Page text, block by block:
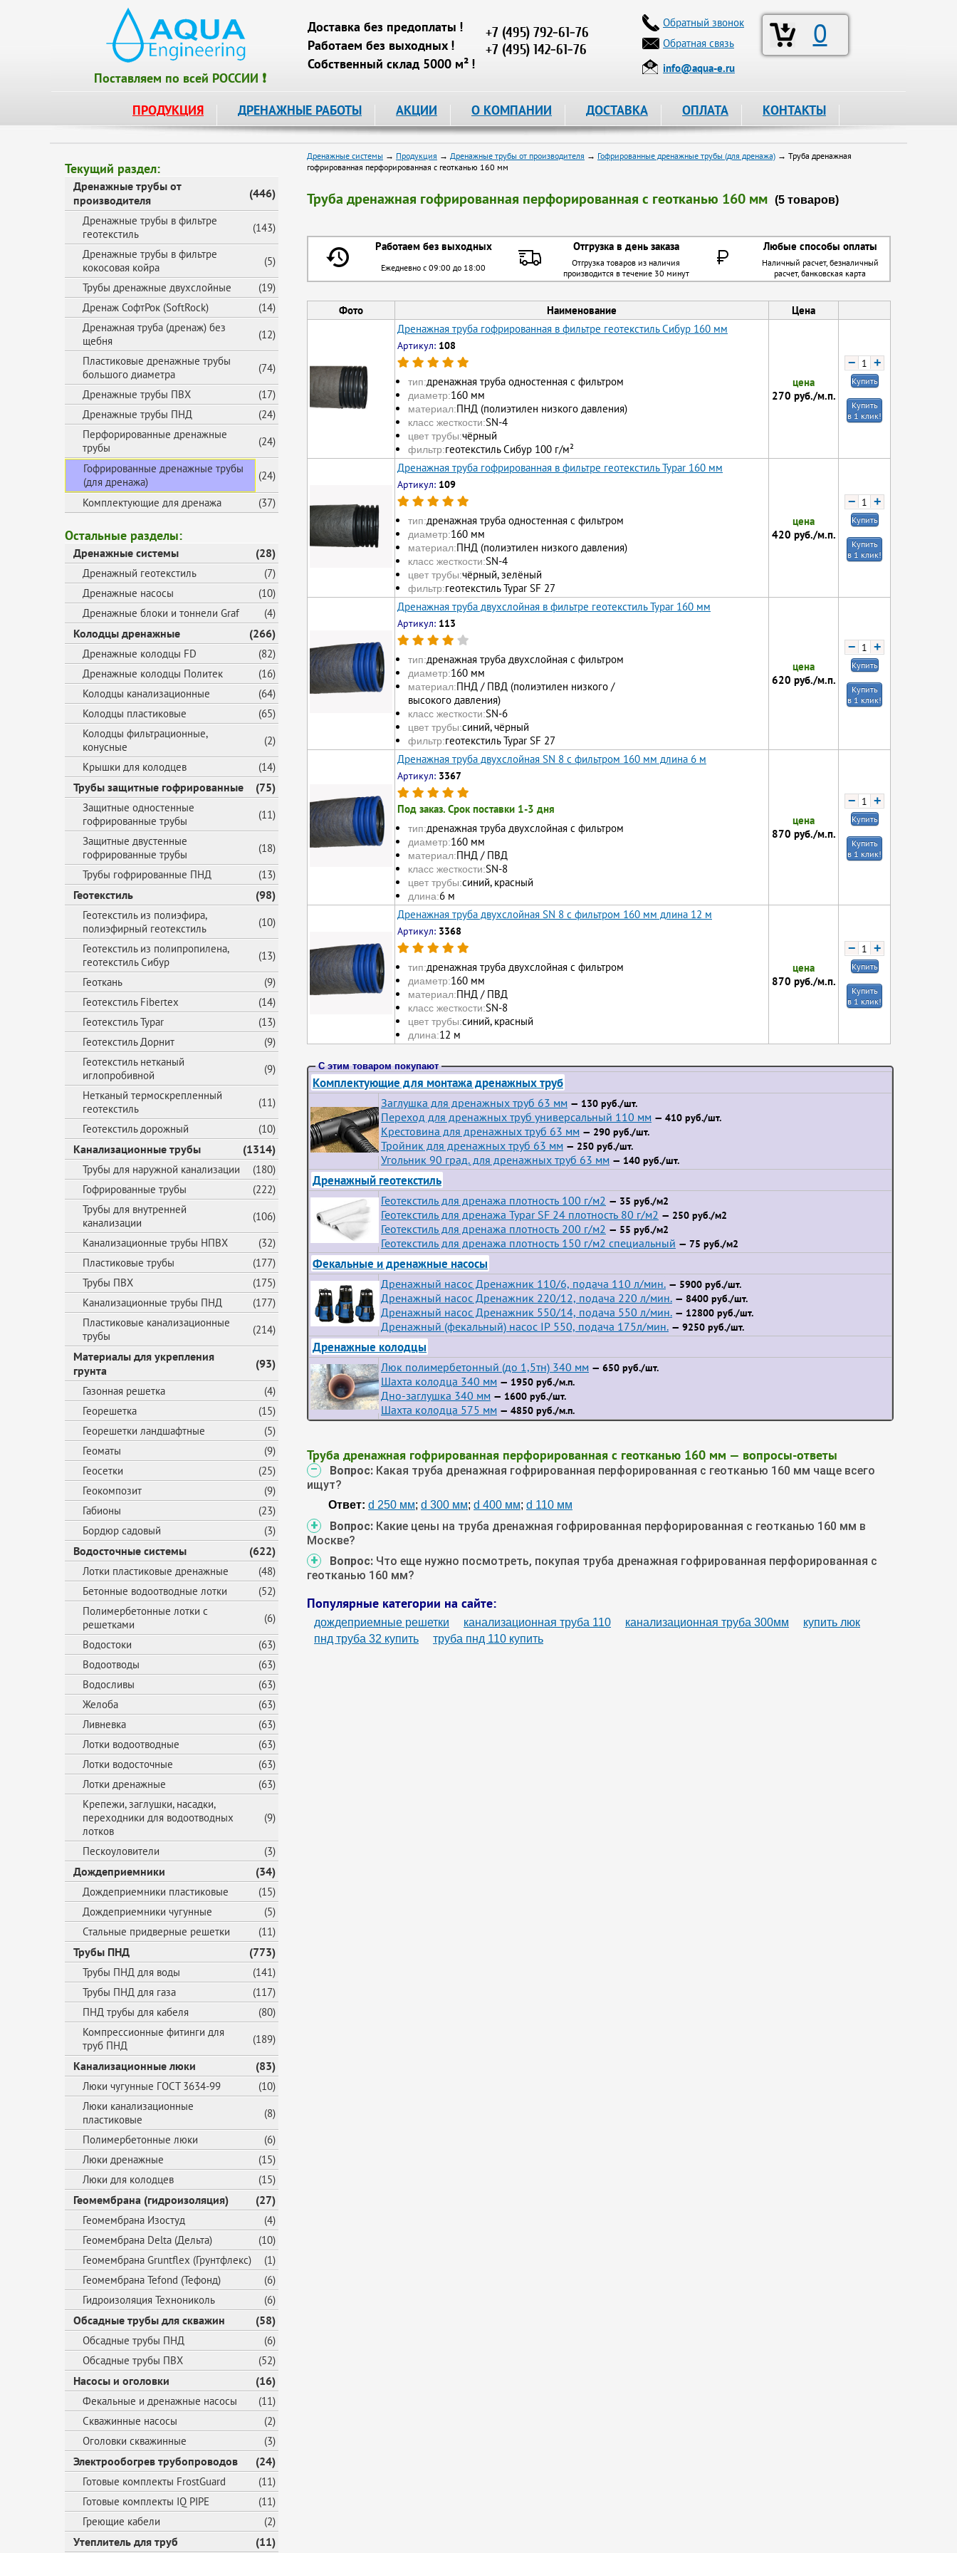
Поставляем по всей РОССИИ ❗
Доставка без предоплаты !
Работаем без выходных !
Собственный склад 5000 м² !
+7 (495) 792-61-76
+7 (495) 142-61-76
0
Обратный звонок
Обратная связь
info@aqua-e.ru
ПРОДУКЦИЯ ДРЕНАЖНЫЕ РАБОТЫ АКЦИИ О КОМПАНИИ ДОСТАВКА ОПЛАТА КОНТАКТЫ
Текущий раздел:
Дренажные трубы от
производителя
(446)
Дренажные трубы в фильтре
геотекстиль
(143)
Дренажные трубы в фильтре
кокосовая койра
(5)
Трубы дренажные двухслойные
(19)
Дренаж СофтРок (SoftRock)
(14)
Дренажная труба (дренаж) без
щебня
(12)
Пластиковые дренажные трубы
большого диаметра
(74)
Дренажные трубы ПВХ
(17)
Дренажные трубы ПНД
(24)
Перфорированные дренажные
трубы
(24)
Гофрированные дренажные трубы
(для дренажа)
(24)
Комплектующие для дренажа
(37)
Остальные разделы:
Дренажные системы (28)
Дренажный геотекстиль
(7)
Дренажные насосы
(10)
Дренажные блоки и тоннели Graf
(4)
Колодцы дренажные (266)
Дренажные колодцы FD
(82)
Дренажные колодцы Политек
(16)
Колодцы канализационные
(64)
Колодцы пластиковые
(65)
Колодцы фильтрационные,
конусные
(2)
Крышки для колодцев
(14)
Трубы защитные гофрированные (75)
Защитные одностенные
гофрированные трубы
(11)
Защитные двустенные
гофрированные трубы
(18)
Трубы гофрированные ПНД
(13)
Геотекстиль (98)
Геотекстиль из полиэфира,
полиэфирный геотекстиль
(10)
Геотекстиль из полипропилена,
геотекстиль Сибур
(13)
Геоткань
(9)
Геотекстиль Fibertex
(14)
Геотекстиль Typar
(13)
Геотекстиль Дорнит
(9)
Геотекстиль нетканый
иглопробивной
(9)
Нетканый термоскрепленный
геотекстиль
(11)
Геотекстиль дорожный
(10)
Канализационные трубы (1314)
Трубы для наружной канализации
(180)
Гофрированные трубы
(222)
Трубы для внутренней
канализации
(106)
Канализационные трубы НПВХ
(32)
Пластиковые трубы
(177)
Трубы ПВХ
(175)
Канализационные трубы ПНД
(177)
Пластиковые канализационные
трубы
(214)
Материалы для укрепления
грунта
(93)
Газонная решетка
(4)
Георешетка
(15)
Георешетки ландшафтные
(5)
Геоматы
(9)
Геосетки
(25)
Геокомпозит
(9)
Габионы
(23)
Бордюр садовый
(3)
Водосточные системы (622)
Лотки пластиковые дренажные
(48)
Бетонные водоотводные лотки
(52)
Полимербетонные лотки с
решетками
(6)
Водостоки
(63)
Водоотводы
(63)
Водосливы
(63)
Желоба
(63)
Ливневка
(63)
Лотки водоотводные
(63)
Лотки водосточные
(63)
Лотки дренажные
(63)
Крепежи, заглушки, насадки,
переходники для водоотводных
лотков
(9)
Пескоуловители (3)
Дождеприемники (34)
Дождеприемники пластиковые
(15)
Дождеприемники чугунные
(5)
Стальные придверные решетки
(11)
Трубы ПНД (773)
Трубы ПНД для воды
(141)
Трубы ПНД для газа
(117)
ПНД трубы для кабеля
(80)
Компрессионные фитинги для
труб ПНД
(189)
Канализационные люки (83)
Люки чугунные ГОСТ 3634-99
(10)
Люки канализационные
пластиковые
(8)
Полимербетонные люки
(6)
Люки дренажные
(15)
Люки для колодцев
(15)
Геомембрана (гидроизоляция) (27)
Геомембрана Изостуд
(4)
Геомембрана Delta (Дельта)
(10)
Геомембрана Gruntflex (Грунтфлекс)
(1)
Геомембрана Tefond (Тефонд)
(6)
Гидроизоляция Технониколь
(6)
Обсадные трубы для скважин (58)
Обсадные трубы ПНД
(6)
Обсадные трубы ПВХ
(52)
Насосы и оголовки (16)
Фекальные и дренажные насосы
(11)
Скважинные насосы
(2)
Оголовки скважинные
(3)
Электрообогрев трубопроводов (24)
Готовые комплекты FrostGuard
(11)
Готовые комплекты IQ PIPE
(11)
Греющие кабели
(2)
Утеплитель для труб (11)
Дренажные системы → Продукция → Дренажные трубы от производителя → Гофрированные дренажные трубы (для дренажа) → Труба дренажная
гофрированная перфорированная с геотканью 160 мм
Труба дренажная гофрированная перфорированная с геотканью 160 мм (5 товаров)
Работаем без выходных Отгрузка в день заказа Любые способы оплаты
Ежедневно с 09:00 до 18:00
Отгрузка товаров из наличия
производится в течение 30 минут
Наличный расчет, безналичный
расчет, банковская карта
Фото Наименование
Цена
Дренажная труба гофрированная в фильтре геотекстиль Сибур 160 мм
Артикул: 108
тип:дренажная труба одностенная с фильтром
диаметр:160 мм
материал:ПНД (полиэтилен низкого давления)
класс жесткости:SN-4
цвет трубы:чёрный
фильтр:геотекстиль Сибур 100 г/м²
цена
270 руб./м.п.
− +
Купить
Купить
в 1 клик!
Дренажная труба гофрированная в фильтре геотекстиль Typar 160 мм
Артикул: 109
тип:дренажная труба одностенная с фильтром
диаметр:160 мм
материал:ПНД (полиэтилен низкого давления)
класс жесткости:SN-4
цвет трубы:чёрный, зелёный
фильтр:геотекстиль Typar SF 27
цена
420 руб./м.п.
− +
Купить
Купить
в 1 клик!
Дренажная труба двухслойная в фильтре геотекстиль Typar 160 мм
Артикул: 113
тип:дренажная труба двухслойная с фильтром
диаметр:160 мм
материал:ПНД / ПВД (полиэтилен низкого /
высокого давления)
класс жесткости:SN-6
цвет трубы:синий, чёрный
фильтр:геотекстиль Typar SF 27
цена
620 руб./м.п.
− +
Купить
Купить
в 1 клик!
Дренажная труба двухслойная SN 8 с фильтром 160 мм длина 6 м
Артикул: 3367
Под заказ. Срок поставки 1-3 дня
тип:дренажная труба двухслойная с фильтром
диаметр:160 мм
материал:ПНД / ПВД
класс жесткости:SN-8
цвет трубы:синий, красный
длина:6 м
цена
870 руб./м.п.
− +
Купить
Купить
в 1 клик!
Дренажная труба двухслойная SN 8 с фильтром 160 мм длина 12 м
Артикул: 3368
тип:дренажная труба двухслойная с фильтром
диаметр:160 мм
материал:ПНД / ПВД
класс жесткости:SN-8
цвет трубы:синий, красный
длина:12 м
цена
870 руб./м.п.
− +
Купить
Купить
в 1 клик!
С этим товаром покупают
Комплектующие для монтажа дренажных труб
Заглушка для дренажных труб 63 мм — 130 руб./шт.
Переход для дренажных труб универсальный 110 мм — 410 руб./шт.
Крестовина для дренажных труб 63 мм — 290 руб./шт.
Тройник для дренажных труб 63 мм — 250 руб./шт.
Угольник 90 град. для дренажных труб 63 мм — 140 руб./шт.
Дренажный геотекстиль
Геотекстиль для дренажа плотность 100 г/м2 — 35 руб./м2
Геотекстиль для дренажа Typar SF 24 плотность 80 г/м2 — 250 руб./м2
Геотекстиль для дренажа плотность 200 г/м2 — 55 руб./м2
Геотекстиль для дренажа плотность 150 г/м2 специальный — 75 руб./м2
Фекальные и дренажные насосы
Дренажный насос Дренажник 110/6, подача 110 л/мин. — 5900 руб./шт.
Дренажный насос Дренажник 220/12, подача 220 л/мин. — 8400 руб./шт.
Дренажный насос Дренажник 550/14, подача 550 л/мин. — 12800 руб./шт.
Дренажный (фекальный) насос IP 550, подача 175л/мин. — 9250 руб./шт.
Дренажные колодцы
Люк полимербетонный (до 1,5тн) 340 мм — 650 руб./шт.
Шахта колодца 340 мм — 1950 руб./м.п.
Дно-заглушка 340 мм — 1600 руб./шт.
Шахта колодца 575 мм — 4850 руб./м.п.
Труба дренажная гофрированная перфорированная с геотканью 160 мм — вопросы-ответы
Вопрос: Какая труба дренажная гофрированная перфорированная с геотканью 160 мм чаще всего
ищут?
Ответ: d 250 мм; d 300 мм; d 400 мм; d 110 мм
Вопрос: Какие цены на труба дренажная гофрированная перфорированная с геотканью 160 мм в
Москве?
Вопрос: Что еще нужно посмотреть, покупая труба дренажная гофрированная перфорированная с
геотканью 160 мм?
Популярные категории на сайте:
дождеприемные решетки канализационная труба 110 канализационная труба 300мм
купить люк
пнд труба 32 купить
труба пнд 110 купить